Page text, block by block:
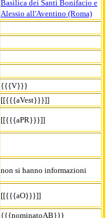
Basilica dei Santi Bonifacio e
Alessio all'Aventino (Roma)
{{{V}}}
[[{{{aVest}}}]]
[[{{{aPR}}}]]
non si hanno informazioni
[[{{{aO}}}]]
{{{nominatoAB}}}